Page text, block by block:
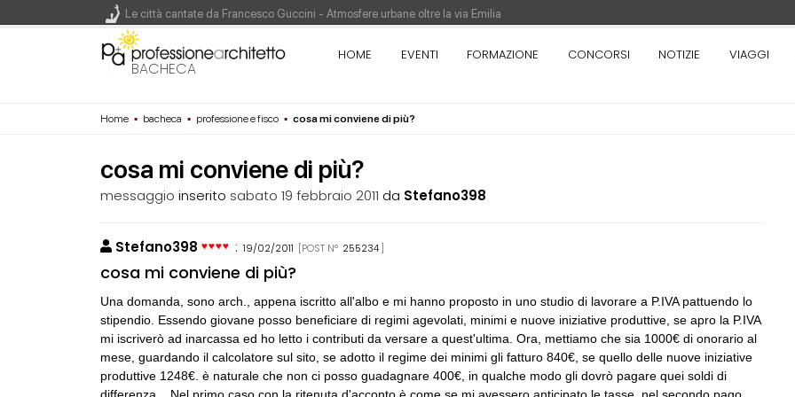
BACHECA
HOME EVENTI FORMAZIONE CONCORSI NOTIZIE VIAGGI
Home ▪ bacheca ▪ professione e fisco ▪ cosa mi conviene di più?
cosa mi conviene di più?
messaggio inserito sabato 19 febbraio 2011 da Stefano398
Stefano398 : 19/02/2011 [POST N° 255234]
cosa mi conviene di più?
Una domanda, sono arch., appena iscritto all'albo e mi hanno proposto in uno studio di lavorare a P.IVA pattuendo lo
stipendio. Essendo giovane posso beneficiare di regimi agevolati, minimi e nuove iniziative produttive, se apro la P.IVA
mi iscriverò ad inarcassa ed ho letto i contributi da versare a quest'ultima. Ora, mettiamo che sia 1000€ di onorario al
mese, guardando il calcolatore sul sito, se adotto il regime dei minimi gli fatturo 840€, se quello delle nuove iniziative
produttive 1248€. è naturale che non ci posso guadagnare 400€, in qualche modo gli dovrò pagare quei soldi di
M
M 06
CONSIGLI
Manuale per direzione lavori a CONSIGLI
preventivo e spese accessorie
Le città cantate da Francesco Guccini - Atmosfere urbane oltre la via Emilia
Renzo Piano World Tour 2026, ottava edizione in partenza. Rotta verso Ovest - Europa, Stati Uniti e Canada | 22 agosto > 30